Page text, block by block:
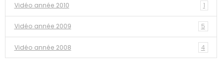
Vidéo année 2010 1
Vidéo année 2009 5
Vidéo année 2008 4